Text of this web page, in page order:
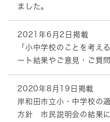
ました。
2021年6月2日掲載
「小中学校のことを考
ート結果やご意見・ご質
2020年8月19日掲載
岸和田市立小・中学校の
方針 市民説明会の結果